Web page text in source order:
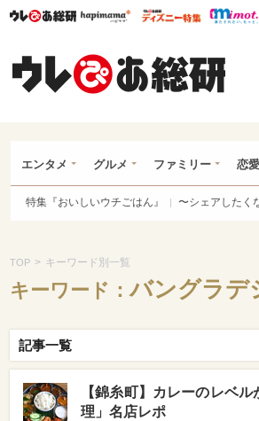
ウレぴあ総研ハピママ* ウレぴ
エンタメ グルメ ファミリー 恋愛
特集『おいしいウチごはん』 〜シェアしたく
TOP > キーワード別一覧
キーワード：バングラデ
記事一覧
【錦糸町】カレーのレベ
理」名店レポ